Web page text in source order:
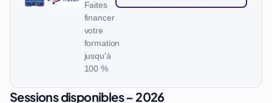
Faites
financer
votre
formation
jusqu'à
100 %
Sessions disponibles – 2026